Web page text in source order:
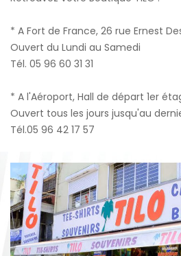
* A Fort de France, 26 rue Ernest
Ouvert du Lundi au Samedi
Tél. 05 96 60 31 31
* A l'Aéroport, Hall de départ 1er
Ouvert tous les jours jusqu'au
Tél.05 96 42 17 57